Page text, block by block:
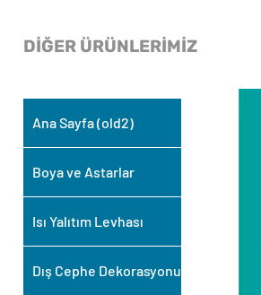
Ana Sayfa (old2)
Boya ve Astarlar
Isı Yalıtım Levhası
Dış Cephe Dekorasyonu
DİĞER ÜRÜNLERİMİZ